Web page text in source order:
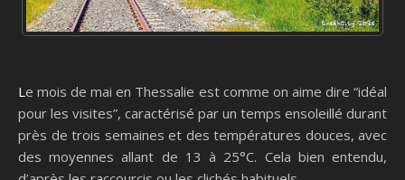
Le mois de mai en Thessalie est comme on aime dire “idéal
pour les visites”, caractérisé par un temps ensoleillé durant
près de trois semaines et des températures douces, avec
des moyennes allant de 13 à 25°C. Cela bien entendu,